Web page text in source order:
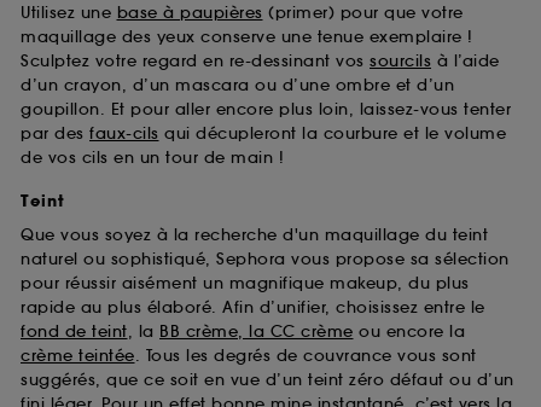
Utilisez une base à paupières (primer) pour que votre
maquillage des yeux conserve une tenue exemplaire !
Sculptez votre regard en re-dessinant vos sourcils à l’aide
d’un crayon, d’un mascara ou d’une ombre et d’un
goupillon. Et pour aller encore plus loin, laissez-vous tenter
par des faux-cils qui décupleront la courbure et le volume
de vos cils en un tour de main !
Teint
Que vous soyez à la recherche d'un maquillage du teint
naturel ou sophistiqué, Sephora vous propose sa sélection
pour réussir aisément un magnifique makeup, du plus
rapide au plus élaboré. Afin d’unifier, choisissez entre le
fond de teint, la BB crème, la CC crème ou encore la
crème teintée. Tous les degrés de couvrance vous sont
suggérés, que ce soit en vue d’un teint zéro défaut ou d’un